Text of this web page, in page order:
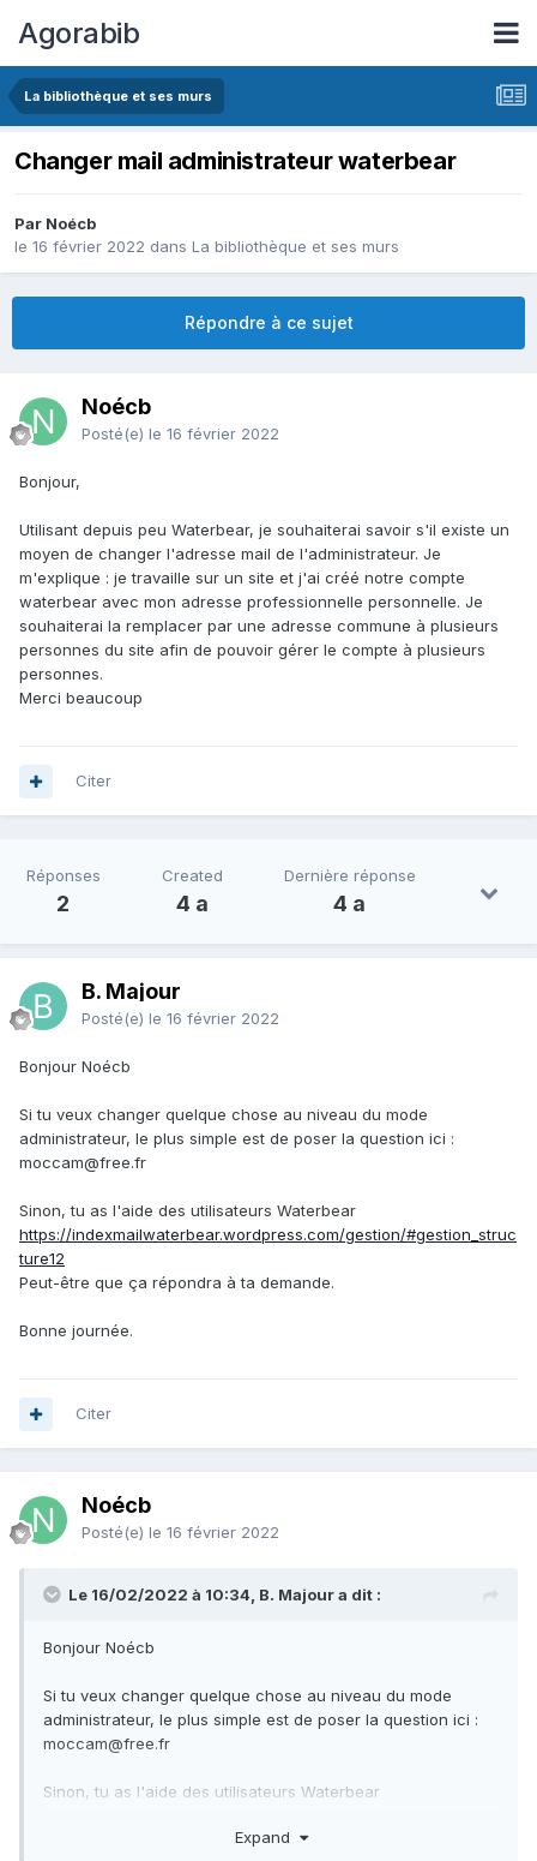
Agorabib
La bibliothèque et ses murs
Changer mail administrateur waterbear
Par Noécb
le 16 février 2022 dans La bibliothèque et ses murs
Répondre à ce sujet
Noécb
Posté(e) le 16 février 2022
Bonjour,
Utilisant depuis peu Waterbear, je souhaiterai savoir s'il existe un
moyen de changer l'adresse mail de l'administrateur. Je
m'explique : je travaille sur un site et j'ai créé notre compte
waterbear avec mon adresse professionnelle personnelle. Je
souhaiterai la remplacer par une adresse commune à plusieurs
personnes du site afin de pouvoir gérer le compte à plusieurs
personnes.
Merci beaucoup
Citer
Réponses
2
Created
4 a
Dernière réponse
4 a
B. Majour
Posté(e) le 16 février 2022
Bonjour Noécb
Si tu veux changer quelque chose au niveau du mode
administrateur, le plus simple est de poser la question ici :
moccam@free.fr
Sinon, tu as l'aide des utilisateurs Waterbear
https://indexmailwaterbear.wordpress.com/gestion/#gestion_struc
ture12
Peut-être que ça répondra à ta demande.
Bonne journée.
Citer
Noécb
Posté(e) le 16 février 2022
Le 16/02/2022 à 10:34, B. Majour a dit :
Bonjour Noécb
Si tu veux changer quelque chose au niveau du mode
administrateur, le plus simple est de poser la question ici :
moccam@free.fr
Sinon, tu as l'aide des utilisateurs Waterbear
Expand